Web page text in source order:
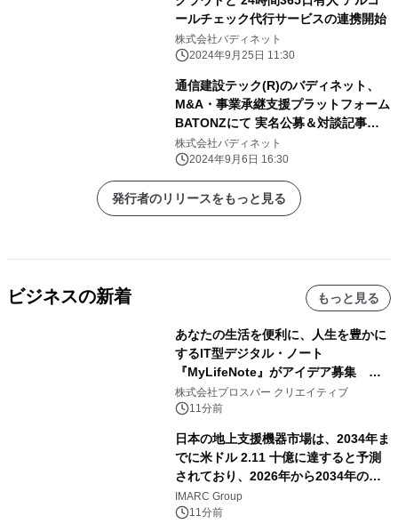
ールチェック代行サービスの連携開始
株式会社バディネット
2024年9月25日 11:30
通信建設テック(R)のバディネット、
M&A・事業承継支援プラットフォーム
BATONZにて 実名公募＆対談記事を
公開
株式会社バディネット
2024年9月6日 16:30
発行者のリリースをもっと見る
ビジネスの新着 もっと見る
あなたの生活を便利に、人生を豊かに
するIT型デジタル・ノート
『MyLifeNote』がアイデア募集 優
秀賞100名に1年間無償試用
株式会社プロスパー クリエイティブ
11分前
日本の地上支援機器市場は、2034年ま
でに米ドル 2.11 十億に達すると予測
されており、2026年から2034年の期
間に6.44%のCAGRで拡大し、空港の
近代化と航空交通量の増加によって牽
IMARC Group
11分前